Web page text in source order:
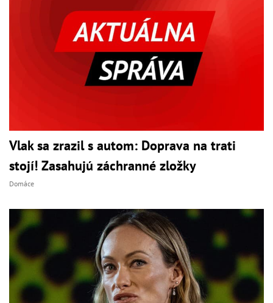
Vlak sa zrazil s autom: Doprava na trati
stojí! Zasahujú záchranné zložky
Domáce